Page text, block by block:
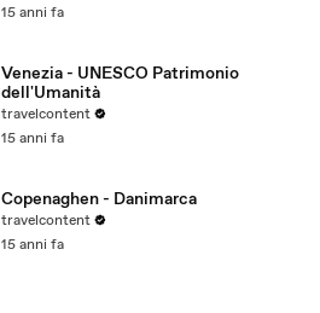
15 anni fa
Venezia - UNESCO Patrimonio
dell'Umanità
travelcontent
15 anni fa
Copenaghen - Danimarca
travelcontent
15 anni fa